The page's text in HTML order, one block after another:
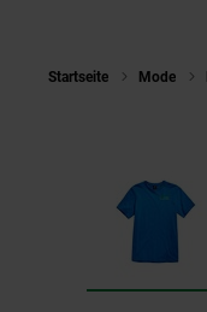
Startseite Mode